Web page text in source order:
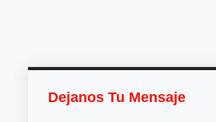
Dejanos Tu Mensaje